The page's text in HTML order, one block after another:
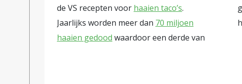
de VS recepten voor haaien taco’s.
Jaarlijks worden meer dan 70 miljoen
haaien gedood waardoor een derde van